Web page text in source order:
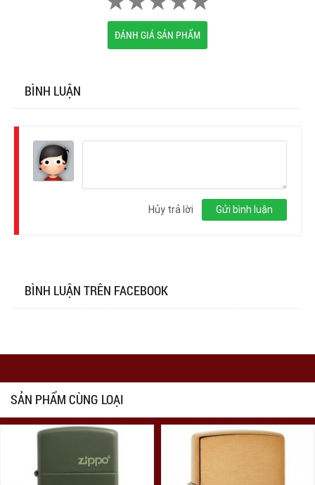
ĐÁNH GIÁ SẢN PHẨM
BÌNH LUẬN
Gửi bình luận
Hủy trả lời
BÌNH LUẬN TRÊN FACEBOOK
SẢN PHẨM CÙNG LOẠI